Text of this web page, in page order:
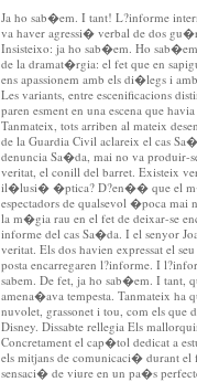
Ja ho sab�em. I tant! L?informe
va haver agressi� verbal de dos
Insisteixo: ja ho sab�em. Ho
de la dramat�rgia: el fet que en
ens apassionem amb els di�legs i
Les variants, entre escenificacions
paren esment en una escena que
Tanmateix, tots arriben al mateix
de la Guardia Civil aclareix el cas
denuncia Sa�da, mai no va
veritat, el conill del barret. Existeix
il�lusi� �ptica? D?en�� que el
espectadors de qualsevol �poca mai
la m�gia rau en el fet de deixar-se
informe del cas Sa�da. I el senyor
veritat. Els dos havien expressat el
posta encarregaren l?informe. I
sabem. De fet, ja ho sab�em. I tant,
amena�ava tempesta. Tanmateix ha
nuvolet, grassonet i tou, com els que
Disney. Dissabte rellegia Els
Concretament el cap�tol dedicat a
els mitjans de comunicaci� durant el
sensaci� de viure en un pa�s